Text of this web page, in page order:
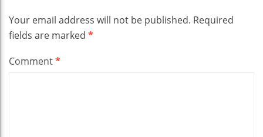
Your email address will not be published. Required
fields are marked *
Comment*